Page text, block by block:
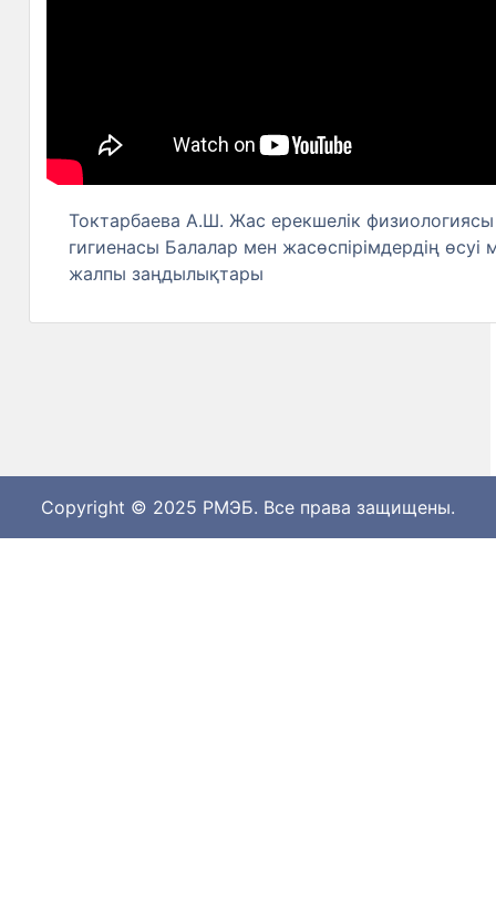
Токтарбаева А.Ш. Жас ерекшелік
гигиенасы Балалар мен жасөспірімдердің
жалпы заңдылықтары
Copyright © 2025 РМЭБ. Все права защищены.